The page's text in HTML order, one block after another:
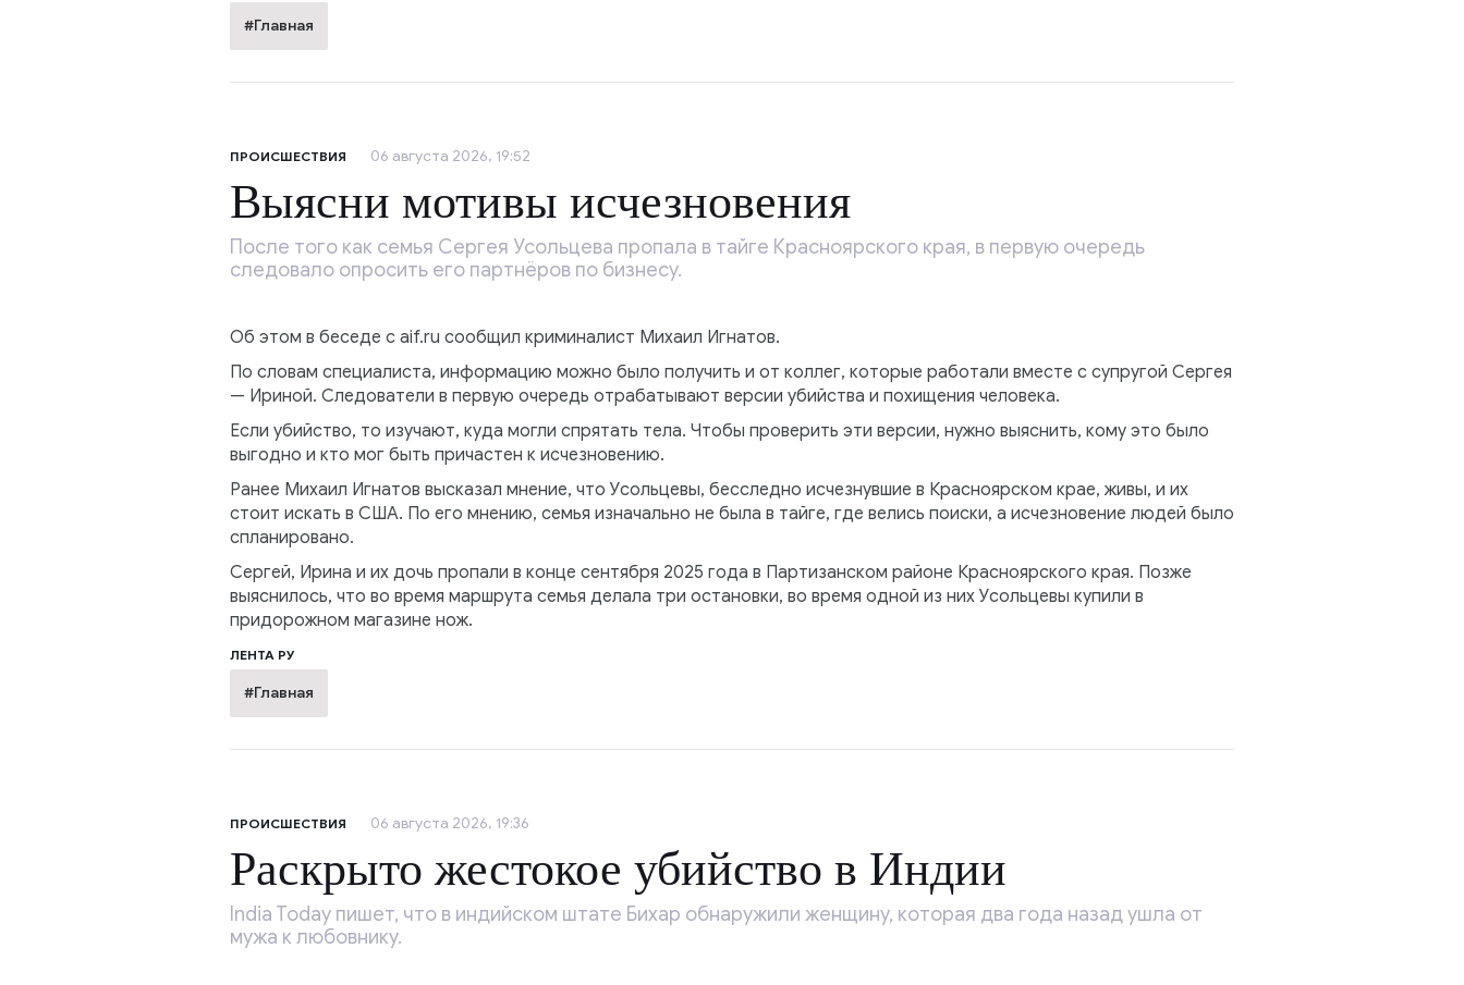
#Главная
ПРОИСШЕСТВИЯ 06 августа 2026, 19:52
Выясни мотивы исчезновения
После того как семья Сергея Усольцева пропала в тайге Красноярского края, в первую очередь
следовало опросить его партнёров по бизнесу.
Об этом в беседе с aif.ru сообщил криминалист Михаил Игнатов.
По словам специалиста, информацию можно было получить и от коллег, которые работали вместе с супругой Сергея
— Ириной. Следователи в первую очередь отрабатывают версии убийства и похищения человека.
Если убийство, то изучают, куда могли спрятать тела. Чтобы проверить эти версии, нужно выяснить, кому это было
выгодно и кто мог быть причастен к исчезновению.
Ранее Михаил Игнатов высказал мнение, что Усольцевы, бесследно исчезнувшие в Красноярском крае, живы, и их
стоит искать в США. По его мнению, семья изначально не была в тайге, где велись поиски, а исчезновение людей было
спланировано.
Сергей, Ирина и их дочь пропали в конце сентября 2025 года в Партизанском районе Красноярского края. Позже
выяснилось, что во время маршрута семья делала три остановки, во время одной из них Усольцевы купили в
придорожном магазине нож.
ЛЕНТА РУ
#Главная
ПРОИСШЕСТВИЯ 06 августа 2026, 19:36
Раскрыто жестокое убийство в Индии
India Today пишет, что в индийском штате Бихар обнаружили женщину, которая два года назад ушла от
мужа к любовнику.